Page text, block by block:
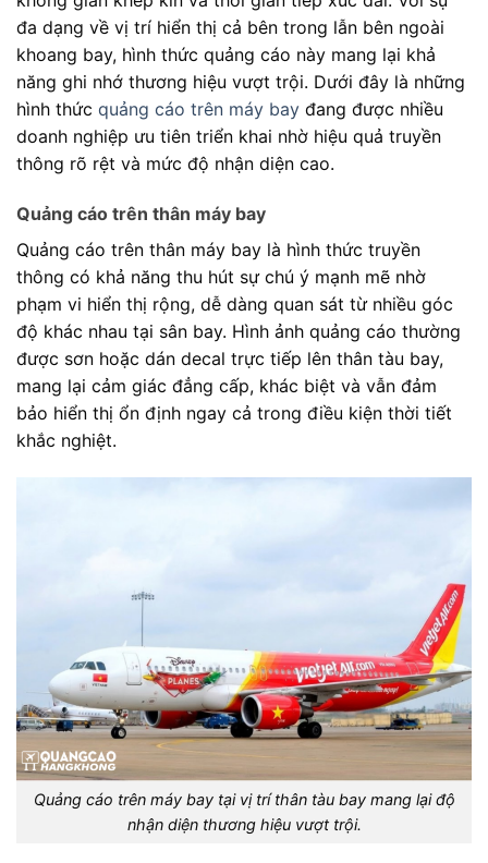
đa dạng về vị trí hiển thị cả bên trong lẫn bên ngoài
khoang bay, hình thức quảng cáo này mang lại khả
năng ghi nhớ thương hiệu vượt trội. Dưới đây là những
hình thức quảng cáo trên máy bay đang được nhiều
doanh nghiệp ưu tiên triển khai nhờ hiệu quả truyền
thông rõ rệt và mức độ nhận diện cao.
Quảng cáo trên thân máy bay
Quảng cáo trên thân máy bay là hình thức truyền
thông có khả năng thu hút sự chú ý mạnh mẽ nhờ
phạm vi hiển thị rộng, dễ dàng quan sát từ nhiều góc
độ khác nhau tại sân bay. Hình ảnh quảng cáo thường
được sơn hoặc dán decal trực tiếp lên thân tàu bay,
mang lại cảm giác đẳng cấp, khác biệt và vẫn đảm
bảo hiển thị ổn định ngay cả trong điều kiện thời tiết
khắc nghiệt.
Quảng cáo trên máy bay tại vị trí thân tàu bay mang lại độ
nhận diện thương hiệu vượt trội.